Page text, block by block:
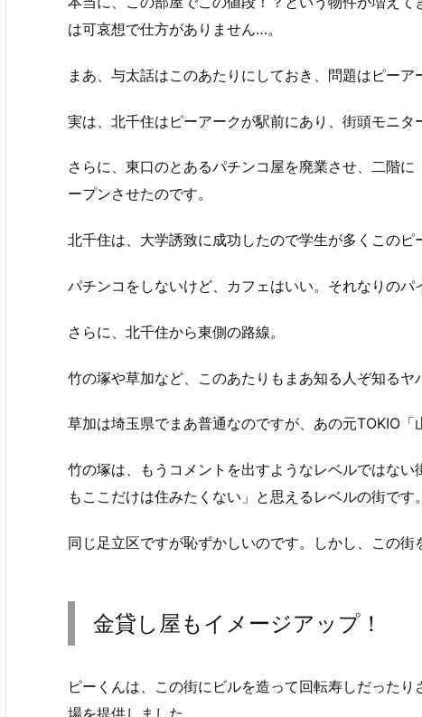
は可哀想で仕方がありません…。
まあ、与太話はこのあたりにしておき、問題はピーア
実は、北千住はピーアークが駅前にあり、街頭モニタ
さらに、東口のとあるパチンコ屋を廃業させ、二階
ープンさせたのです。
北千住は、大学誘致に成功したので学生が多くこのピ
パチンコをしないけど、カフェはいい。それなりのパ
さらに、北千住から東側の路線。
竹の塚や草加など、このあたりもまあ知る人ぞ知るヤ
草加は埼玉県でまあ普通なのですが、あの元TOKIO「
竹の塚は、もうコメントを出すようなレベルではな
もここだけは住みたくない」と思えるレベルの街です。
同じ足立区ですが恥ずかしいのです。しかし、この街
金貸し屋もイメージアップ！
ピーくんは、この街にビルを造って回転寿しだった
場を提供しました。